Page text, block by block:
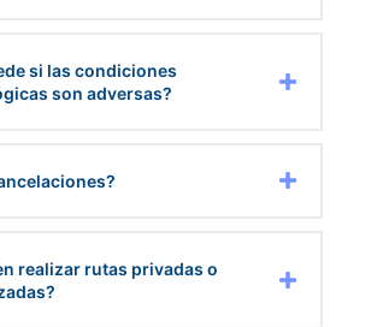
si las condiciones
son adversas?
realizar rutas privadas o